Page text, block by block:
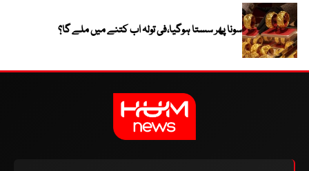
سونا پھر سستا ہوگیا،فی تولہ اب کتنے میں ملے گا؟